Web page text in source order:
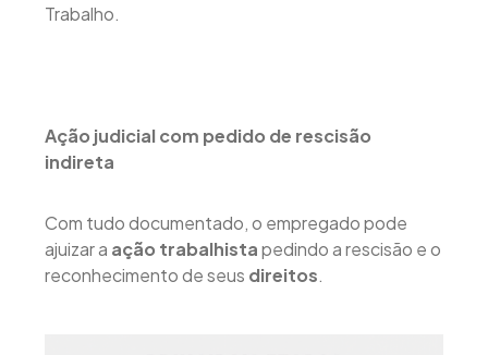
Trabalho.
Ação judicial com pedido de rescisão
indireta
Com tudo documentado, o empregado pode
ajuizar a ação trabalhistapedindo a rescisão e o
reconhecimento de seus direitos.